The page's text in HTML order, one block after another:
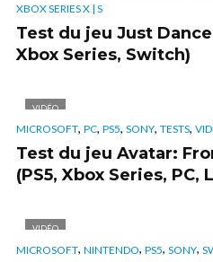
XBOX SERIES X | S
Test du jeu Just
Xbox Series, Switch)
VIDÉO
MICROSOFT, PC, PS5, SONY, TESTS,
Test du jeu Avatar:
(PS5, Xbox Series, PC,
VIDÉO
MICROSOFT, NINTENDO, PS5, SONY,